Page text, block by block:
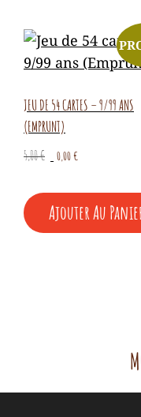
JEU DE 54 CARTES – 9/99 ANS
(EMPRUNT)
5,00€
Le
initial
était :
0,00€
actuel
est :
Ajouter Au